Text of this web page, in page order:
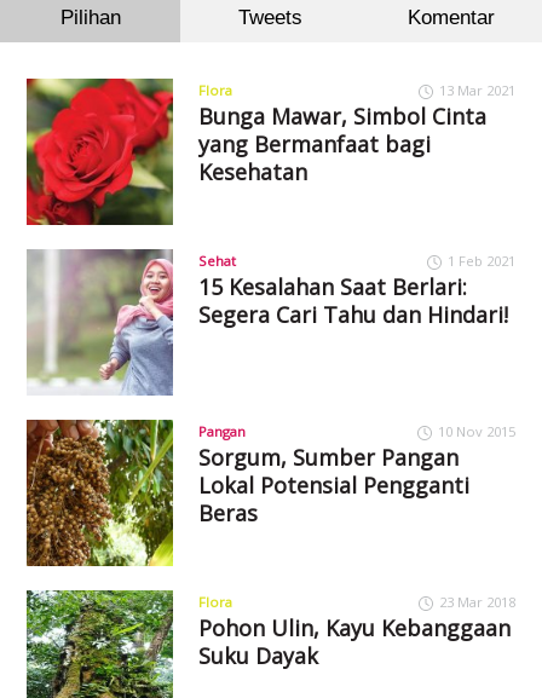
Pilihan Tweets Komentar
Flora 13 Mar 2021
Bunga Mawar, Simbol Cinta
yang Bermanfaat bagi
Kesehatan
Sehat 1 Feb 2021
15 Kesalahan Saat Berlari:
Segera Cari Tahu dan Hindari!
Pangan 10 Nov 2015
Sorgum, Sumber Pangan
Lokal Potensial Pengganti
Beras
Flora 23 Mar 2018
Pohon Ulin, Kayu Kebanggaan
Suku Dayak